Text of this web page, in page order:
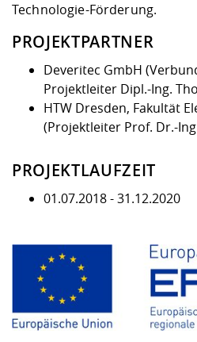
Technologie-Förderung.
PROJEKTPARTNER
Deveritec GmbH
Projektleiter Dipl.-Ing.
HTW Dresden, Fakultät
(Projektleiter Prof. Dr.-
PROJEKTLAUFZEIT
01.07.2018 - 31.12.2020